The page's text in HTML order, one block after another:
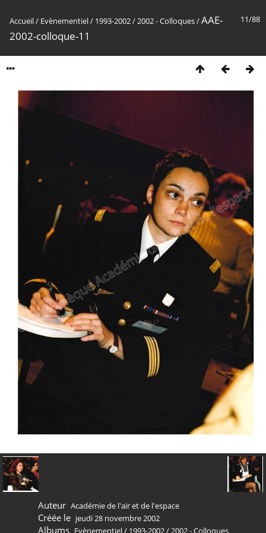
11/88
Accueil/ Evènementiel/ 1993-2002/2002 - Colloques/AAE-
2002-colloque-11
Auteur Académie de l'air et de l'espace
Créée le jeudi 28 novembre 2002
Albums Evènementiel/ 1993-2002/ 2002 - Colloques